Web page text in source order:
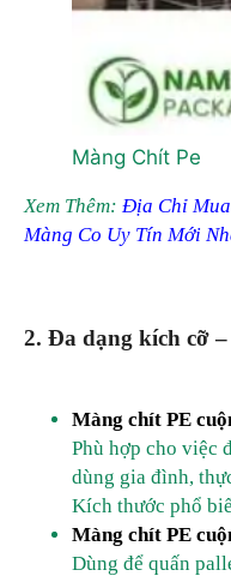
Màng Chít Pe
Xem Thêm: Địa Chỉ Mua
Màng Co Uy Tín Mới
2. Đa dạng kích cỡ
Màng chít PE
Phù hợp cho việc
dùng gia đình,
Kích thước phổ
Màng chít PE
Dùng để quấn